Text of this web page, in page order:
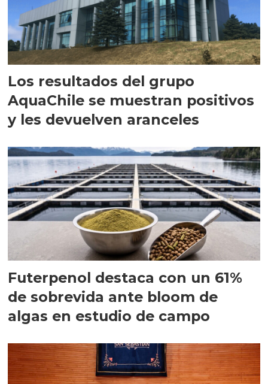
Los resultados del grupo
AquaChile se muestran positivos
y les devuelven aranceles
Futerpenol destaca con un 61%
de sobrevida ante bloom de
algas en estudio de campo